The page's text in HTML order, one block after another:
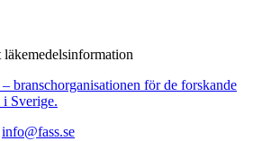
branschorganisationen för de forskande
i Sverige.
info@fass.se